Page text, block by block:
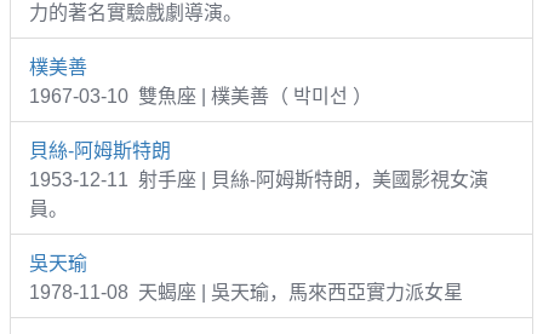
力的著名實驗戲劇導演。
樸美善
1967-03-10 雙魚座 | 樸美善（ 박미선 ）
貝絲-阿姆斯特朗
1953-12-11 射手座 | 貝絲-阿姆斯特朗，美國影視女演
員。
吳天瑜
1978-11-08 天蝎座 | 吳天瑜，馬來西亞實力派女星